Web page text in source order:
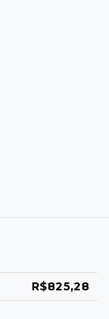
R$825,28